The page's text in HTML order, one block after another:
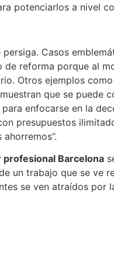
potenciarlos a nivel
Casos
de reforma porque al
Otros ejemplos
que se puede
enfocarse en la
presupuestos
profesional Barcelona
un trabajo que se ve
se ven atraídos por